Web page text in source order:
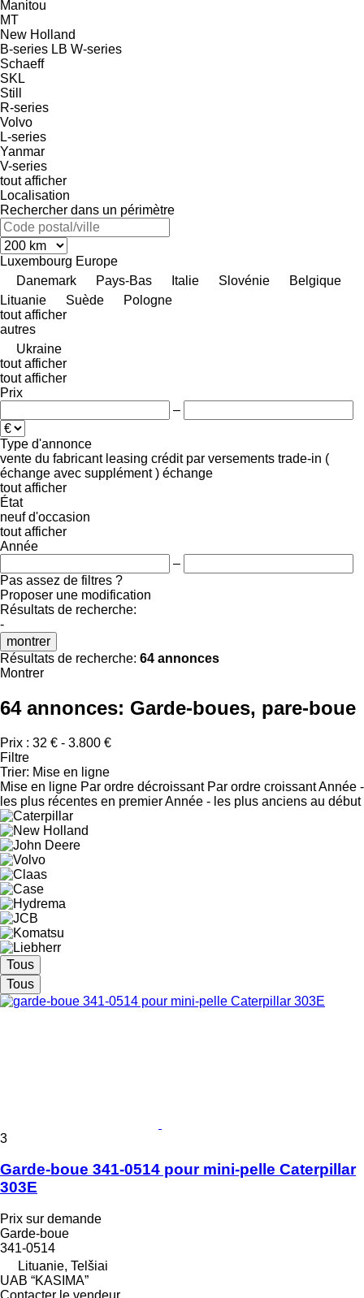
Manitou
MT
New Holland
B-series LB W-series
Schaeff
SKL
Still
R-series
Volvo
L-series
Yanmar
V-series
tout afficher
Localisation
Rechercher dans un périmètre
Luxembourg Europe
Danemark
Pays-Bas Italie Slovénie
Belgique
Lituanie
Suède
Pologne
tout afficher
autres
Ukraine
tout afficher
tout afficher
Prix
–
Type d'annonce
vente du fabricant leasing crédit par versements trade-in (
échange avec supplément ) échange
tout afficher
État
neuf d'occasion
tout afficher
Année
–
Pas assez de filtres ?
Proposer une modification
Résultats de recherche:
-
montrer
Résultats de recherche: 64 annonces
Montrer
64 annonces: Garde-boues, pare-boue
Prix : 32 € - 3.800 €
Filtre
Trier: Mise en ligne
Mise en ligne Par ordre décroissant Par ordre croissantAnnée -
les plus récentes en premierAnnée - les plus anciens au début
Tous
Tous
3
Garde-boue 341-0514 pour mini-pelle Caterpillar
303E
Prix sur demande
Garde-boue
341-0514
Lituanie, Telšiai
UAB “KASIMA”